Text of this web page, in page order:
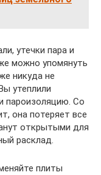
утечки пара и
можно упомянуть
никуда не
утеплили
пароизоляцию. Со
она потеряет все
открытыми для
расклад.
плиты